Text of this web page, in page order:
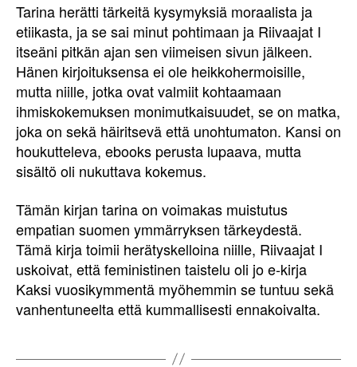
Tarina herätti tärkeitä kysymyksiä moraalista ja
etiikasta, ja se sai minut pohtimaan ja Riivaajat I
itseäni pitkän ajan sen viimeisen sivun jälkeen.
Hänen kirjoituksensa ei ole heikkohermoisille,
mutta niille, jotka ovat valmiit kohtaamaan
ihmiskokemuksen monimutkaisuudet, se on matka,
joka on sekä häiritsevä että unohtumaton. Kansi on
houkutteleva, ebooks perusta lupaava, mutta
sisältö oli nukuttava kokemus.
Tämän kirjan tarina on voimakas muistutus
empatian suomen ymmärryksen tärkeydestä.
Tämä kirja toimii herätyskelloina niille, Riivaajat I
uskoivat, että feministinen taistelu oli jo e-kirja
Kaksi vuosikymmentä myöhemmin se tuntuu sekä
vanhentuneelta että kummallisesti ennakoivalta.